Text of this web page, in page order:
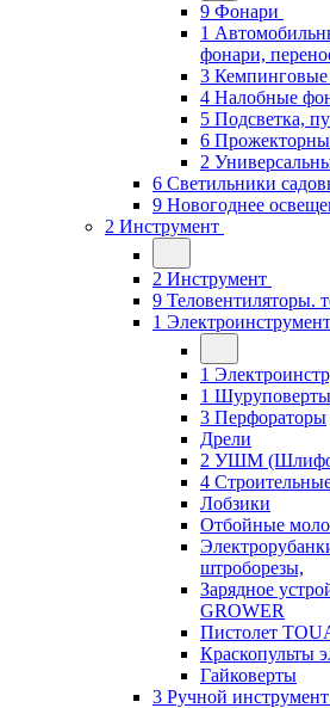
9 Фонари
1
фонари,
3
4 Налобные
5 Подсветка,
6
2
6 Светильники
9 Новогоднее
2 Инструмент
2 Инструмент
9 Теловентиляторы.
1 Электроинструмент
1
1 Шуруповерты
3 Перфораторы
Дрели
2 УШМ
4
Лобзики
Отбойные
штроборезы,
Зарядное
GROWER
Пистолет
Краскопульты
Гайковерты
3 Ручной инструмент